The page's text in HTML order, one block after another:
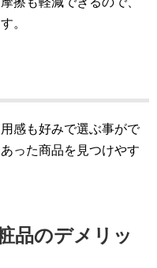
。
感も好みで選ぶ事がで
った商品を見つけやす
品のデメリッ